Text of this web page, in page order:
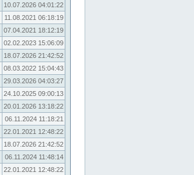
10.07.2026 04:01:22
11.08.2021 06:18:19
07.04.2021 18:12:19
02.02.2023 15:06:09
18.07.2026 21:42:52
08.03.2022 15:04:43
29.03.2026 04:03:27
24.10.2025 09:00:13
20.01.2026 13:18:22
06.11.2024 11:18:21
22.01.2021 12:48:22
18.07.2026 21:42:52
06.11.2024 11:48:14
22.01.2021 12:48:22